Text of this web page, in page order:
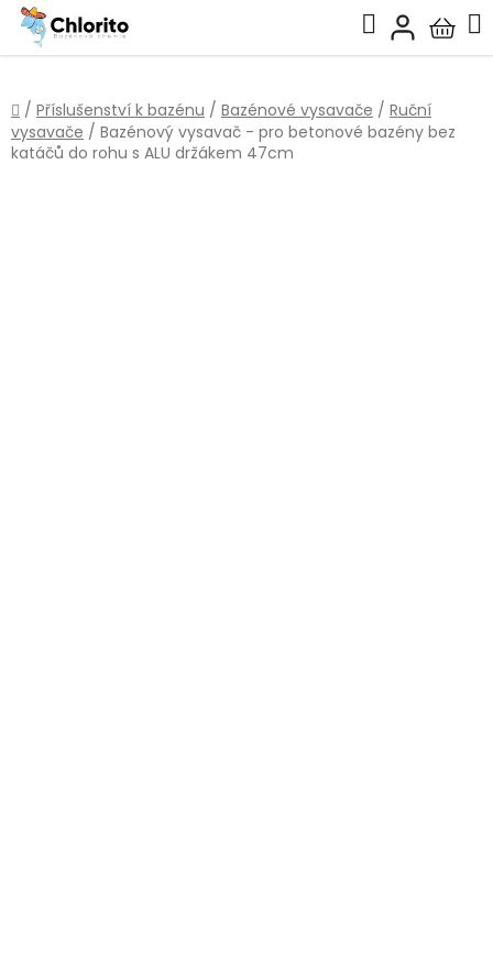
Přejít
obsah
Hledat
košík
Domů
/ Příslušenství k bazénu / Bazénové vysavače / Ruční
vysavače / Bazénový vysavač - pro betonové bazény bez
katáčů do rohu s ALU držákem 47cm